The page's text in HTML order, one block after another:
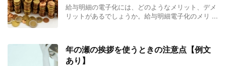
給与明細の電子化には、どのようなメリット、デメ
リットがあるでしょうか。給与明細電子化のメリ ...
年の瀬の挨拶を使うときの注意点【例文
あり】